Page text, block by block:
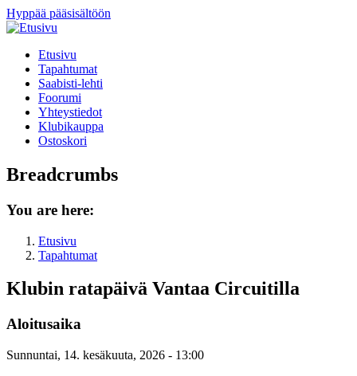
Hyppää pääsisältöön
Etusivu
Tapahtumat
Saabisti-lehti
Foorumi
Yhteystiedot
Klubikauppa
Ostoskori
Breadcrumbs
You are here:
Etusivu
Tapahtumat
Klubin ratapäivä Vantaa Circuitilla
Aloitusaika
Sunnuntai, 14. kesäkuuta, 2026 - 13:00